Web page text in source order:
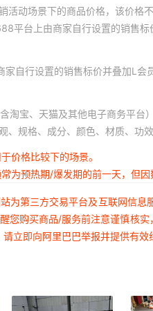
活动场景下的商品价格，该价格
平台上由商家自行设置的销售标
自行设置的销售标价并叠加L会
淘宝、天猫及其他电子商务平台
、规格、成分、颜色、材质、功
价格比较下的场景。
为预热期/爆发期的前一天，但
为第三方交易平台及互联网信
您购买商品/服务前注意谨慎核
立即向阿里巴巴举报并提供有效